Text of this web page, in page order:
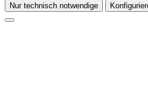
Nur technisch notwendige